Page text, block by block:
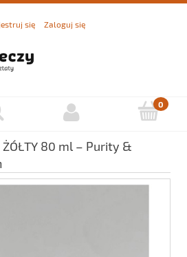
się Zaloguj się
80 ml – Purity &